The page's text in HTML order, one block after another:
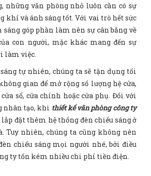
những văn phòng nhỏ luôn cần có sự
khí và ánh sáng tốt. Với vai trò hết sức
sáng góp phần làm nên sự cân bằng về
con người, mặc khác mang đến sự
làm việc.
tự nhiên, chúng ta sẽ tận dụng tối
gian để mở rộng số lượng hệ cửa,
sổ, cửa chính hoặc cửa phụ. Đối với
nhân tạo, khi thiết kế văn phòng công ty
đặt thêm hệ thống đèn chiếu sáng ở
Tuy nhiên, chúng ta cũng không nên
chiếu sáng mọi người nhé, bởi điều
ty tốn kém nhiều chi phí tiền điện.